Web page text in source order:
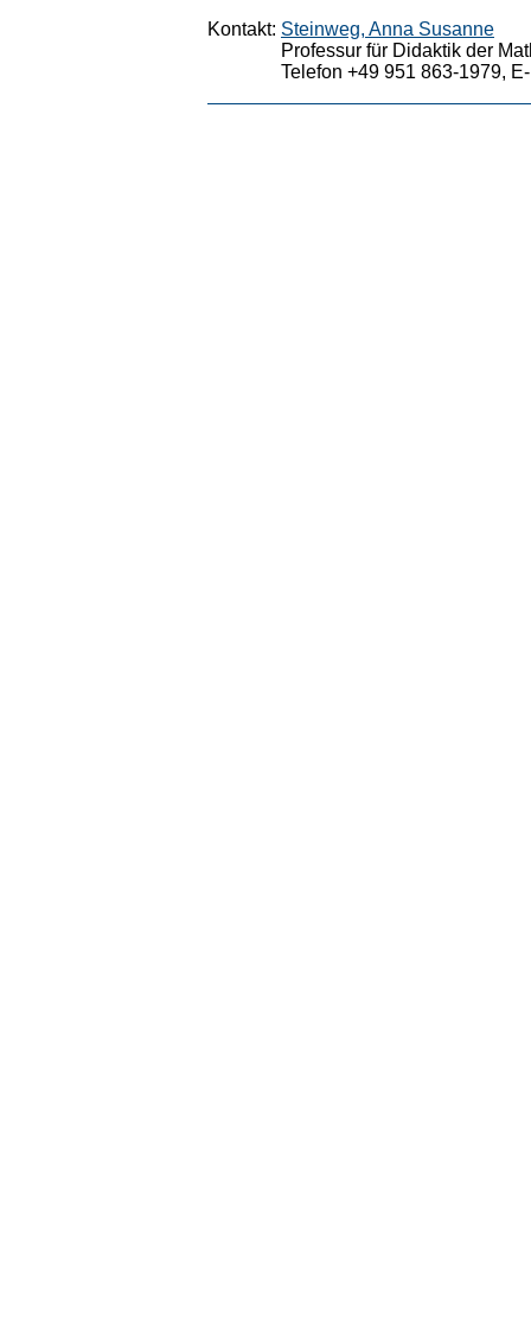
Kontakt: Steinweg, Anna Susanne
Professur für Didaktik der
Telefon +49 951 863-1979,